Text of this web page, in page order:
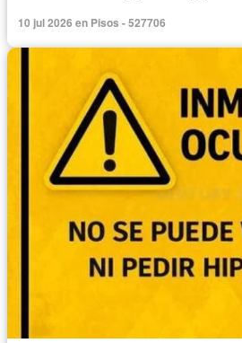
10 jul 2026 en Pisos - 527706